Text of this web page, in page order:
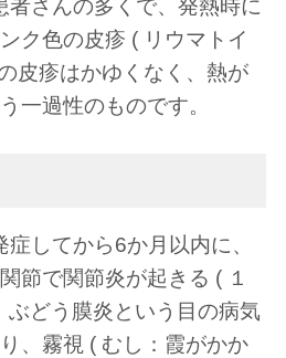
者さんの多くで、発熱時に
ク色の皮疹 ( リウマトイ
皮疹はかゆくなく、熱が
一過性のものです。
してから6か月以内に、
節で関節炎が起きる ( １
ぶどう膜炎という目の病気
、霧視 ( むし：霞がかか